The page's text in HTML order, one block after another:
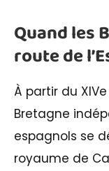
Quand les
route de
À partir du
Bretagne
espagnols se
royaume de